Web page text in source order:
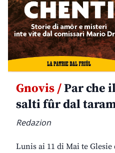
Gnovis /Par che
salti fûr dal
Redazion
Lunis ai 11 di Mai te